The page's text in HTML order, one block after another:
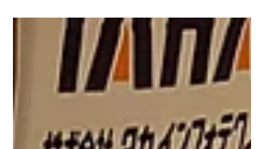
wixhpadm
読了時間: 1分
第23回目まちゼミ「わくわく！じゃん
けんマシンを動かそう！」イベント報
第23回まちゼミ「わくわく！じゃんけんマシンを動かそう！」
開催しました